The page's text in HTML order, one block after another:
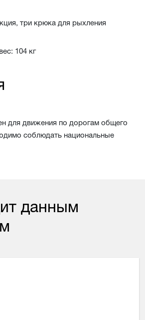
три крюка для рыхления
104 кг
для движения по дорогам общего
соблюдать национальные
данным